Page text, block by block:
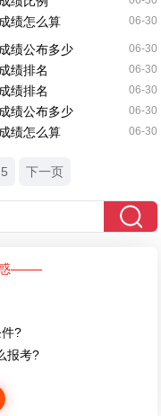
绩怎么算 06-30
绩公布多少 06-30
绩排名 06-30
绩排名 06-30
绩公布多少 06-30
绩怎么算 06-30
5 下一页
?
报考?